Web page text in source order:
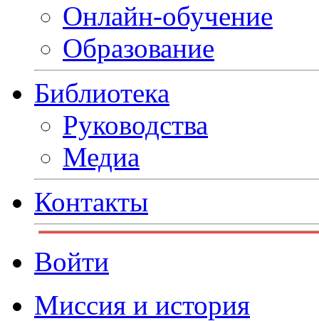
Онлайн-обучение
Образование
Библиотека
Руководства
Медиа
Контакты
Войти
Миссия и история